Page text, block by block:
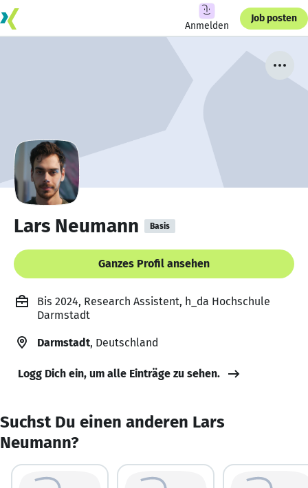
Anmelden
Job posten
Lars Neumann Basis
Ganzes Profil ansehen
Bis 2024, Research Assistent, h_da Hochschule
Darmstadt
Darmstadt, Deutschland
Logg Dich ein, um alle Einträge zu sehen.
Suchst Du einen anderen Lars
Neumann?